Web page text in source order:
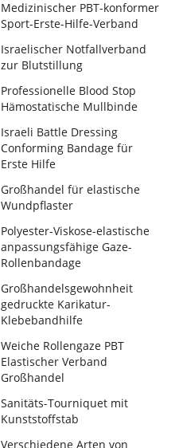
Medizinischer PBT-konformer
Sport-Erste-Hilfe-Verband
Israelischer Notfallverband
zur Blutstillung
Professionelle Blood Stop
Hämostatische Mullbinde
Israeli Battle Dressing
Conforming Bandage für
Erste Hilfe
Großhandel für elastische
Wundpflaster
Polyester-Viskose-elastische
anpassungsfähige Gaze-
Rollenbandage
Großhandelsgewohnheit
gedruckte Karikatur-
Klebebandhilfe
Weiche Rollengaze PBT
Elastischer Verband
Großhandel
Sanitäts-Tourniquet mit
Kunststoffstab
Verschiedene Arten von